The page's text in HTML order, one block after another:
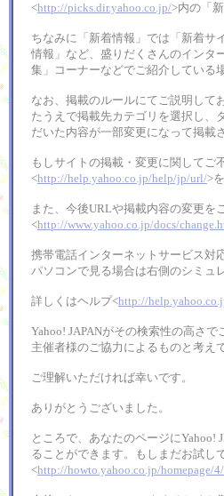
<http://picks.dir.yahoo.co.jp/>内の「
ちなみに「新着情報」では「新着サ
情報」など、盛りだくさんのインタ
集」コーナーなどでご紹介している
なお、掲載のルールにてご説明して
たうえで掲載先カテゴリを選択し、
だいた内容が一部変更になって掲載
もしサイトの掲載・変更に関してご
<http://help.yahoo.co.jp/help/jp/url/>
また、今後URLや掲載内容の変更を
<http://www.yahoo.co.jp/docs/
携帯電話インターネットサービス対
パソコンで見る場合は右側のシミュ
詳しくはヘルプ<http://
Yahoo! JAPANがその検索性の高さ
主催者様のご協力によるものと考え
ご理解いただければ幸いです。
ありがとうございました。
ところで、あなたのページにYahoo!
ることができます。もしまだお試し
<http://howto.yahoo.co.jp/homepage/